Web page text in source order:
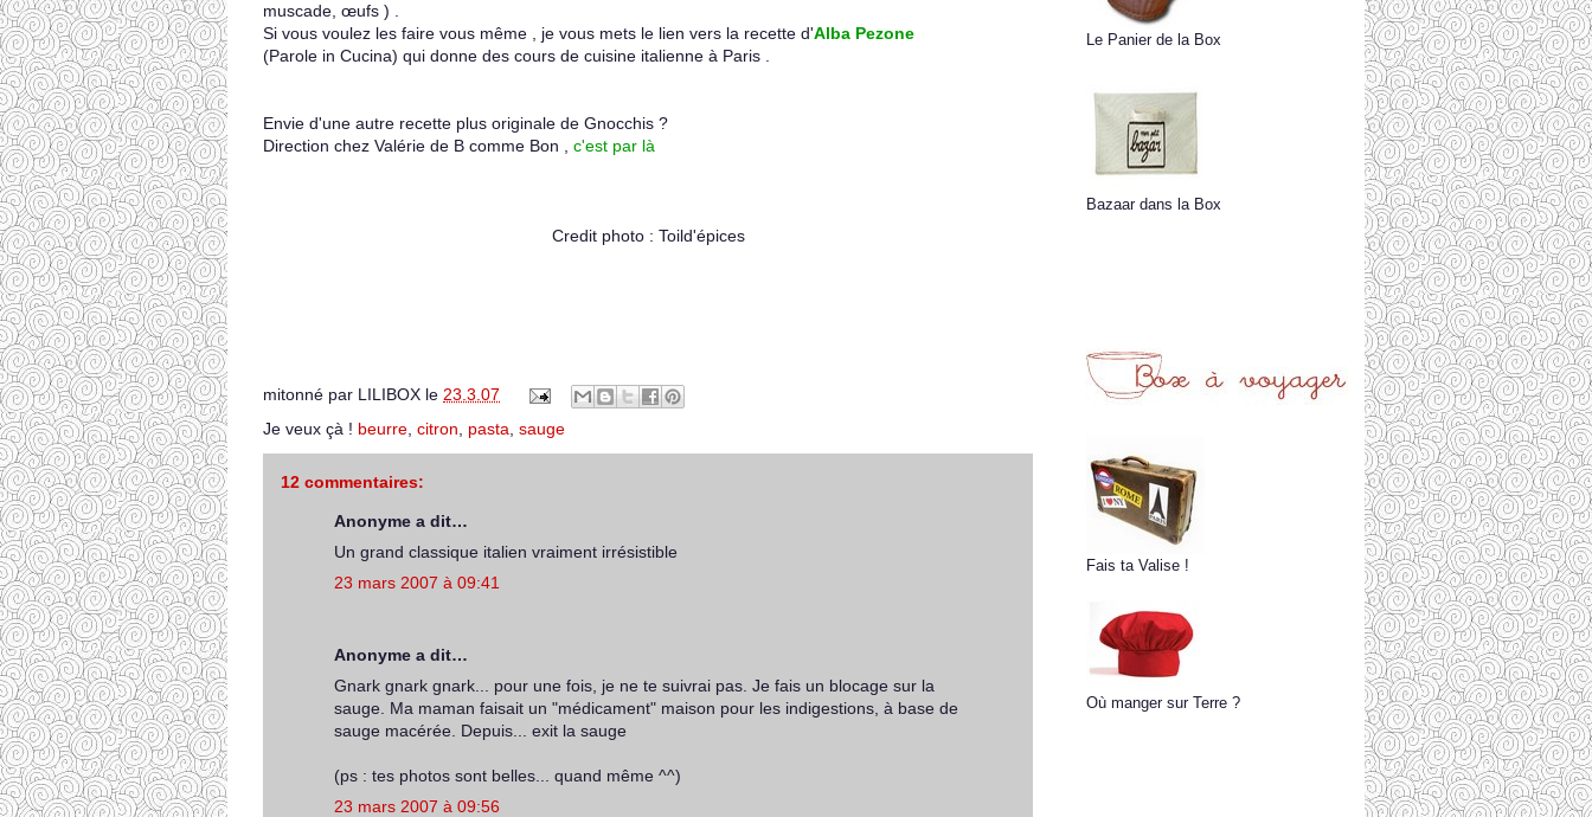
muscade, œufs ) .
Si vous voulez les faire vous même , je vous mets le lien vers la recette d'Alba Pezone
(Parole in Cucina) qui donne des cours de cuisine italienne à Paris .
Envie d'une autre recette plus originale de Gnocchis ?
Direction chez Valérie de B comme Bon ,
c'est par là
Credit photo : Toild'épices
mitonné par LILIBOX le 23.3.07
Je veux çà ! beurre citron pasta sauge
12 commentaires:
Anonyme a dit…
Un grand classique italien vraiment irrésistible
23 mars 2007 à 09:41
Anonyme a dit…
Gnark gnark gnark... pour une fois, je ne te suivrai pas. Je fais un blocage sur la
sauge. Ma maman faisait un "médicament" maison pour les indigestions, à base de
sauge macérée. Depuis... exit la sauge
(ps : tes photos sont belles... quand même ^^)
23 mars 2007 à 09:56
Le Panier de la Box
Bazaar dans la Box
Fais ta Valise !
Où manger sur Terre ?